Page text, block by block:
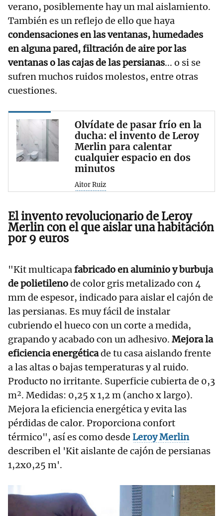
verano, posiblemente hay un mal aislamiento.
También es un reflejo de ello que haya
condensaciones en las ventanas, humedades
en alguna pared, filtración de aire por las
ventanas o las cajas de las persianas... o si se
sufren muchos ruidos molestos, entre otras
cuestiones.
Olvídate de pasar frío en la
ducha: el invento de Leroy
Merlin para calentar
cualquier espacio en dos
minutos
Aitor Ruiz
El invento revolucionario de Leroy
Merlin con el que aislar una habitación
por 9 euros
"Kit multicapafabricado en aluminio y burbuja
de polietilenode color gris metalizado con 4
mm de espesor, indicado para aislar el cajón de
las persianas. Es muy fácil de instalar
cubriendo el hueco con un corte a medida,
grapando y acabado con un adhesivo. Mejora la
eficiencia energéticade tu casa aislando frente
a las altas o bajas temperaturas y al ruido.
Producto no irritante. Superficie cubierta de 0,3
m². Medidas: 0,25 x 1,2 m (ancho x largo).
Mejora la eficiencia energética y evita las
pérdidas de calor. Proporciona confort
térmico", así es como desde Leroy Merlin
describen el 'Kit aislante de cajón de persianas
1,2x0,25 m'.